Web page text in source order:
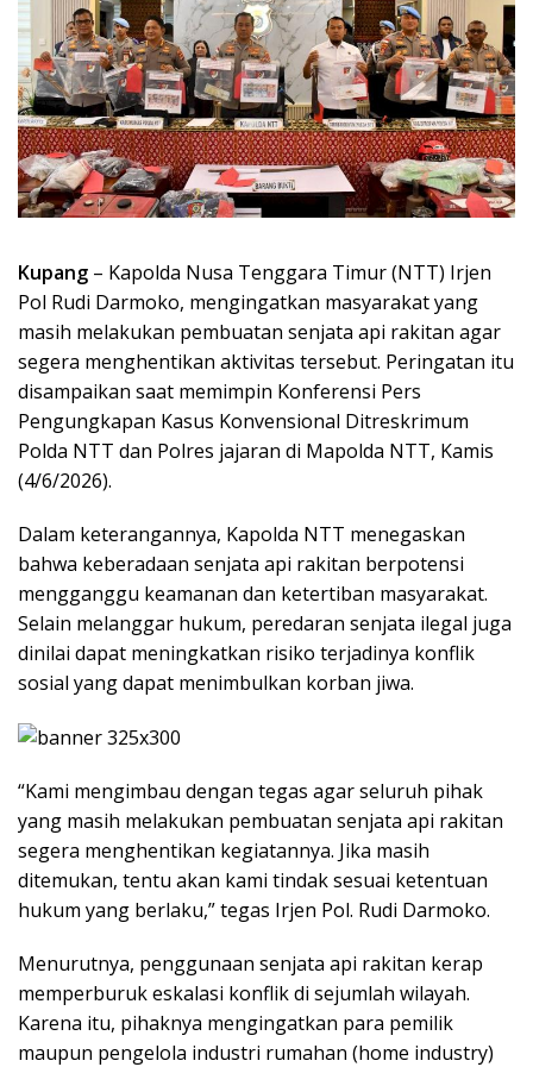
Kupang – Kapolda Nusa Tenggara Timur (NTT) Irjen
Pol Rudi Darmoko, mengingatkan masyarakat yang
masih melakukan pembuatan senjata api rakitan agar
segera menghentikan aktivitas tersebut. Peringatan itu
disampaikan saat memimpin Konferensi Pers
Pengungkapan Kasus Konvensional Ditreskrimum
Polda NTT dan Polres jajaran di Mapolda NTT, Kamis
(4/6/2026).
Dalam keterangannya, Kapolda NTT menegaskan
bahwa keberadaan senjata api rakitan berpotensi
mengganggu keamanan dan ketertiban masyarakat.
Selain melanggar hukum, peredaran senjata ilegal juga
dinilai dapat meningkatkan risiko terjadinya konflik
sosial yang dapat menimbulkan korban jiwa.
“Kami mengimbau dengan tegas agar seluruh pihak
yang masih melakukan pembuatan senjata api rakitan
segera menghentikan kegiatannya. Jika masih
ditemukan, tentu akan kami tindak sesuai ketentuan
hukum yang berlaku,” tegas Irjen Pol. Rudi Darmoko.
Menurutnya, penggunaan senjata api rakitan kerap
memperburuk eskalasi konflik di sejumlah wilayah.
Karena itu, pihaknya mengingatkan para pemilik
maupun pengelola industri rumahan (home industry)